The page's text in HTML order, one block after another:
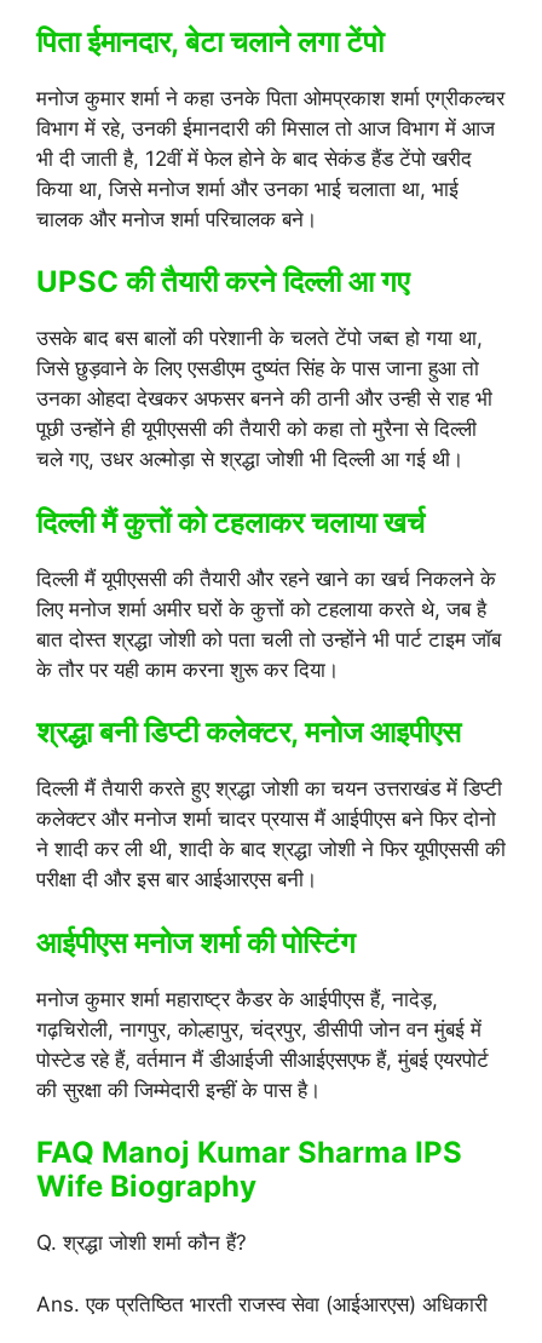
पिता ईमानदार, बेटा चलाने लगा टेंपो
मनोज कुमार शर्मा ने कहा उनके पिता ओमप्रकाश शर्मा एग्रीकल्चर
विभाग में रहे, उनकी ईमानदारी की मिसाल तो आज विभाग में आज
भी दी जाती है, 12वीं में फेल होने के बाद सेकंड हैंड टेंपो खरीद
किया था, जिसे मनोज शर्मा और उनका भाई चलाता था, भाई
चालक और मनोज शर्मा परिचालक बने।
UPSC की तैयारी करने दिल्ली आ गए
उसके बाद बस बालों की परेशानी के चलते टेंपो जब्त हो गया था,
जिसे छुड़वाने के लिए एसडीएम दुष्यंत सिंह के पास जाना हुआ तो
उनका ओहदा देखकर अफसर बनने की ठानी और उन्ही से राह भी
पूछी उन्होंने ही यूपीएससी की तैयारी को कहा तो मुरैना से दिल्ली
चले गए, उधर अल्मोड़ा से श्रद्धा जोशी भी दिल्ली आ गई थी।
दिल्ली मैं कुत्तों को टहलाकर चलाया खर्च
दिल्ली मैं यूपीएससी की तैयारी और रहने खाने का खर्च निकलने के
लिए मनोज शर्मा अमीर घरों के कुत्तों को टहलाया करते थे, जब है
बात दोस्त श्रद्धा जोशी को पता चली तो उन्होंने भी पार्ट टाइम जॉब
के तौर पर यही काम करना शुरू कर दिया।
श्रद्धा बनी डिप्टी कलेक्टर, मनोज आइपीएस
दिल्ली मैं तैयारी करते हुए श्रद्धा जोशी का चयन उत्तराखंड में डिप्टी
कलेक्टर और मनोज शर्मा चादर प्रयास मैं आईपीएस बने फिर दोनो
ने शादी कर ली थी, शादी के बाद श्रद्धा जोशी ने फिर यूपीएससी की
परीक्षा दी और इस बार आईआरएस बनी।
आईपीएस मनोज शर्मा की पोस्टिंग
मनोज कुमार शर्मा महाराष्ट्र कैडर के आईपीएस हैं, नादेड़,
गढ़चिरोली, नागपुर, कोल्हापुर, चंद्रपुर, डीसीपी जोन वन मुंबई में
पोस्टेड रहे हैं, वर्तमान मैं डीआईजी सीआईएसएफ हैं, मुंबई एयरपोर्ट
की सुरक्षा की जिम्मेदारी इन्हीं के पास है।
FAQ Manoj Kumar Sharma IPS
Wife Biography
Q. श्रद्धा जोशी शर्मा कौन हैं?
Ans. एक प्रतिष्ठित भारती राजस्व सेवा (आईआरएस) अधिकारी